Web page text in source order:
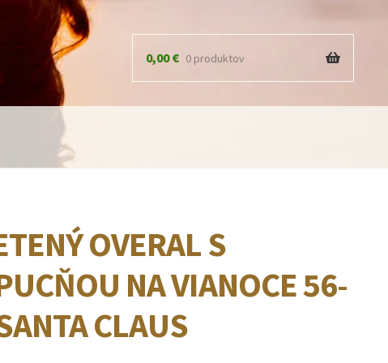
0,00€ 0 produktov
OVERAL S
NA VIANOCE 56-
CLAUS